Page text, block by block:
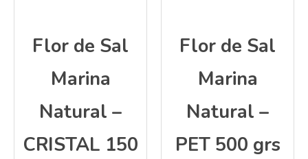
Flor de Sal
Marina
Natural –
CRISTAL 150
Flor de Sal
Marina
Natural –
PET 500 grs